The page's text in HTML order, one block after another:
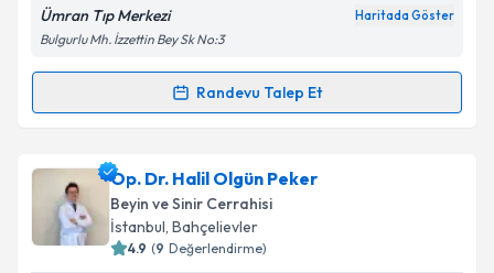
Metni'ni okudum ve kişisel verilerimin belirtilen
kapsamda işlenmesini kabul ediyorum.
Takvim Talebini Gönder
Ümran Tıp Merkezi Haritada Göster
Bulgurlu Mh. İzzettin Bey Sk No:3
Randevu Talep Et
Randevu Takvimi Talebi
Op. Dr. Ayhan Karaiçin randevu takvimi talebi
oluşturun. Size bu uzmandan randevu almanız için bir
takvim hazırlandığında e-posta ile bilgilendireceğiz.
Op. Dr. Halil Olgün Peker
Beyin ve Sinir Cerrahisi
İstanbul, Bahçelievler
4.9 (9 Değerlendirme)